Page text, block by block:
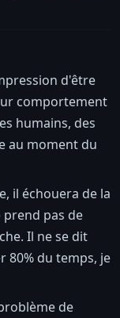
d'être
comportement
humains, des
au moment du
il échouera de la
pas de
Il ne se dit
80% du temps, je
de